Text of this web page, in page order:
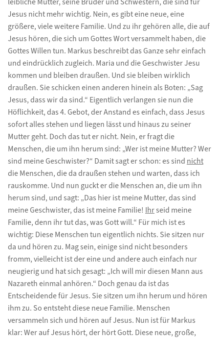
Jesus nicht mehr wichtig. Nein, es gibt eine neue, eine
größere, viele weitere Familie. Und zu ihr gehören alle, die auf
Jesus hören, die sich um Gottes Wort versammelt haben, die
Gottes Willen tun. Markus beschreibt das Ganze sehr einfach
und eindrücklich zugleich. Maria und die Geschwister Jesu
kommen und bleiben draußen. Und sie bleiben wirklich
draußen. Sie schicken einen anderen hinein als Boten: „Sag
Jesus, dass wir da sind.“ Eigentlich verlangen sie nun die
Höflichkeit, das 4. Gebot, der Anstand es einfach, dass Jesus
sofort alles stehen und liegen lässt und hinaus zu seiner
Mutter geht. Doch das tut er nicht. Nein, er fragt die
Menschen, die um ihn herum sind: „Wer ist meine Mutter? Wer
sind meine Geschwister?“ Damit sagt er schon: es sind nicht
die Menschen, die da draußen stehen und warten, dass ich
rauskomme. Und nun guckt er die Menschen an, die um ihn
herum sind, und sagt: „Das hier ist meine Mutter, das sind
meine Geschwister, das ist meine Familie! Ihrseid meine
Familie, denn ihr tut das, was Gott will.“ Für mich ist es
wichtig: Diese Menschen tun eigentlich nichts. Sie sitzen nur
da und hören zu. Mag sein, einige sind nicht besonders
fromm, vielleicht ist der eine und andere auch einfach nur
neugierig und hat sich gesagt: „Ich will mir diesen Mann aus
Nazareth einmal anhören.“ Doch genau da ist das
Entscheidende für Jesus. Sie sitzen um ihn herum und hören
ihm zu. So entsteht diese neue Familie. Menschen
versammeln sich und hören auf Jesus. Nun ist für Markus
klar: Wer auf Jesus hört, der hört Gott. Diese neue, große,